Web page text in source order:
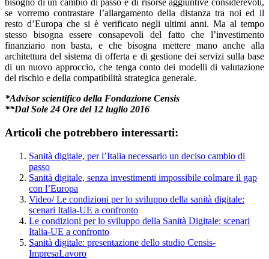
bisogno di un cambio di passo e di risorse aggiuntive considerevoli,
se vorremo contrastare l’allargamento della distanza tra noi ed il
resto d’Europa che si è verificato negli ultimi anni. Ma al tempo
stesso bisogna essere consapevoli del fatto che l’investimento
finanziario non basta, e che bisogna mettere mano anche alla
architettura del sistema di offerta e di gestione dei servizi sulla base
di un nuovo approccio, che tenga conto dei modelli di valutazione
del rischio e della compatibilità strategica generale.
*Advisor scientifico della Fondazione Censis
**Dal Sole 24 Ore del 12 luglio 2016
Articoli che potrebbero interessarti:
Sanità digitale, per l’Italia necessario un deciso cambio di
passo
Sanità digitale, senza investimenti impossibile colmare il gap
con l’Europa
Video/ Le condizioni per lo sviluppo della sanità digitale:
scenari Italia-UE a confronto
Le condizioni per lo sviluppo della Sanità Digitale: scenari
Italia-UE a confronto
Sanità digitale: presentazione dello studio Censis-
ImpresaLavoro